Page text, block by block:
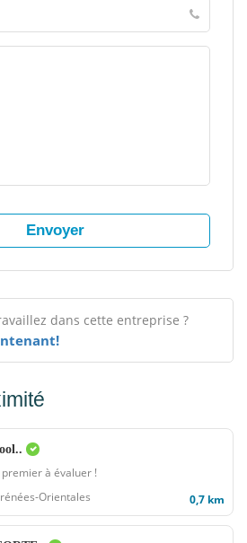
dans cette entreprise ?
premier à évaluer !
Orientales
0,7 km